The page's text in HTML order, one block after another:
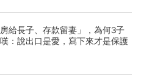
給長子、存款留妻」，為何3子
：說出口是愛，寫下來才是保護